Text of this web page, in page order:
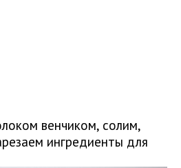
венчиком, солим,
ингредиенты для